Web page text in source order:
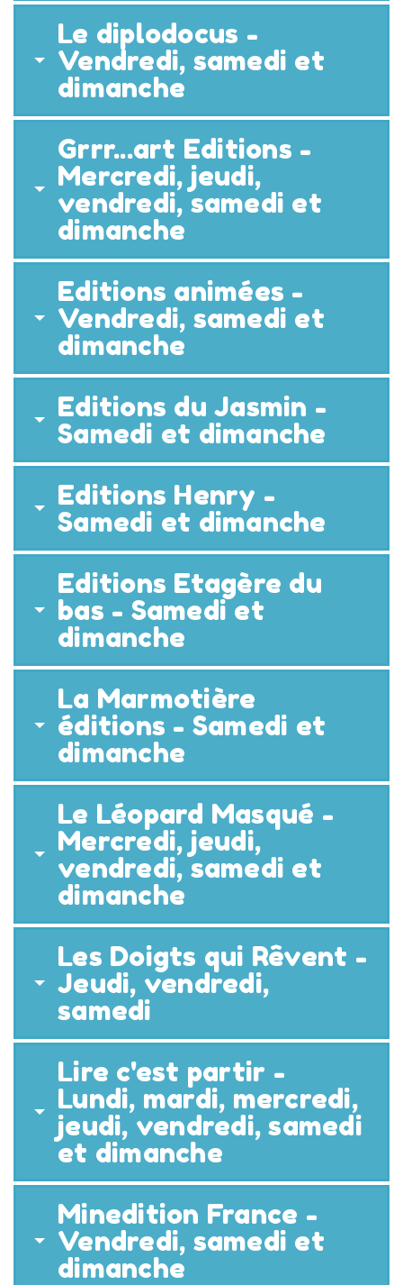
Le diplodocus -
Vendredi, samedi et
dimanche
Grrr...art Editions -
Mercredi, jeudi,
vendredi, samedi et
dimanche
Editions animées -
Vendredi, samedi et
dimanche
Editions du Jasmin -
Samedi et dimanche
Editions Henry -
Samedi et dimanche
Editions Etagère du
bas - Samedi et
dimanche
La Marmotière
éditions - Samedi et
dimanche
Le Léopard Masqué -
Mercredi, jeudi,
vendredi, samedi et
dimanche
Les Doigts qui Rêvent -
Jeudi, vendredi,
samedi
Lire c'est partir -
Lundi, mardi, mercredi,
jeudi, vendredi, samedi
et dimanche
Minedition France -
Vendredi, samedi et
dimanche